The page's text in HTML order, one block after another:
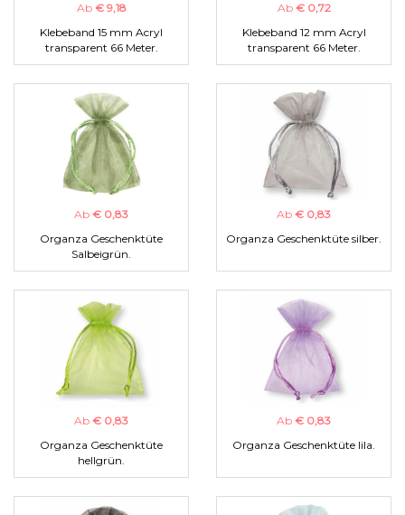
Ab € 9,18
Klebeband 15 mm Acryl
transparent 66 Meter.
Ab € 0,72
Klebeband 12 mm Acryl
transparent 66 Meter.
Ab € 0,83
Organza Geschenktüte
Salbeigrün.
Ab € 0,83
Organza Geschenktüte silber.
Ab € 0,83
Organza Geschenktüte
hellgrün.
Ab € 0,83
Organza Geschenktüte lila.